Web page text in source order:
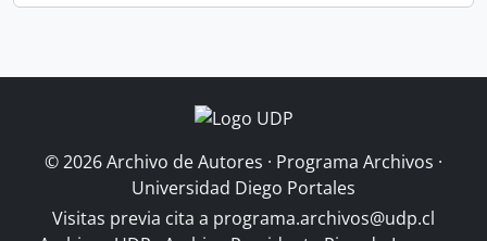
© 2026 Archivo de Autores · Programa Archivos ·
Universidad Diego Portales
Visitas previa cita a programa.archivos@udp.cl